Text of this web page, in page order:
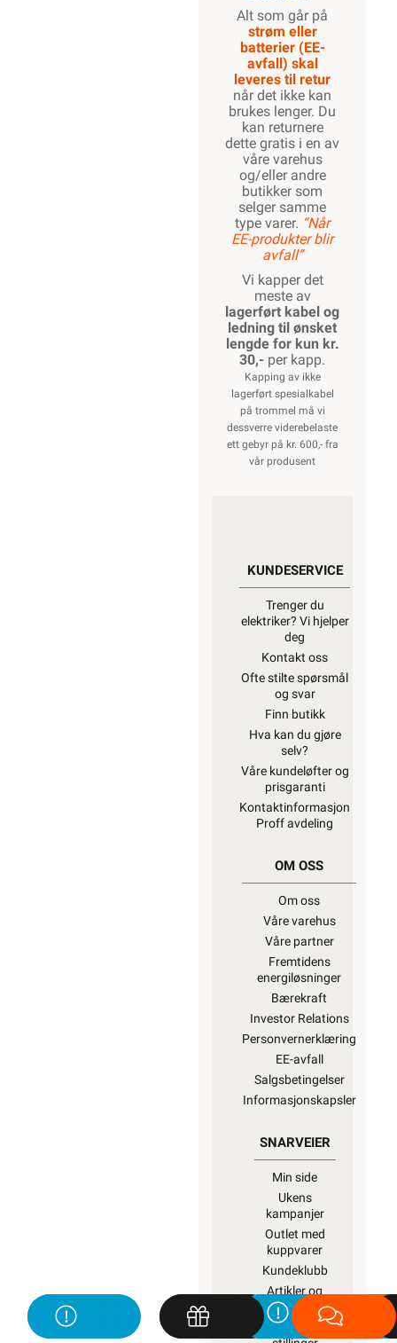
Alt som går på
strøm eller
batterier (EE-
avfall) skal
leveres til retur
når det ikke kan
brukes lenger. Du
kan returnere
dette gratis i en av
våre varehus
og/eller andre
butikker som
selger samme
type varer. “Når
EE-produkter blir
avfall”
Vi kapper det
meste av
lagerført kabel og
ledning til ønsket
lengde for kun kr.
30,- per kapp.
Kapping av ikke
lagerført spesialkabel
på trommel må vi
dessverre viderebelaste
ett gebyr på kr. 600,- fra
vår produsent
KUNDESERVICE
Trenger du
elektriker? Vi hjelper
deg
Kontakt oss
Ofte stilte spørsmål
og svar
Finn butikk
Hva kan du gjøre
selv?
Våre kundeløfter og
prisgaranti
Kontaktinformasjon
Proff avdeling
OM OSS
Om oss
Våre varehus
Våre partner
Fremtidens
energiløsninger
Bærekraft
Investor Relations
Personvernerklæring
EE-avfall
Salgsbetingelser
Informasjonskapsler
SNARVEIER
Min side
Ukens
kampanjer
Outlet med
kuppvarer
Kundeklubb
Artikler og
guider
Ledige